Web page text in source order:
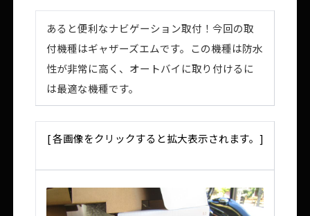
あると便利なナビゲーション取付！今回の取
付機種はギャザーズエムです。この機種は防水
性が非常に高く、オートバイに取り付けるに
は最適な機種です。
[ 各画像をクリックすると拡大表示されます。]